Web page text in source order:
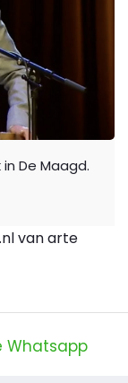
De Maagd.
van arte
Whatsapp